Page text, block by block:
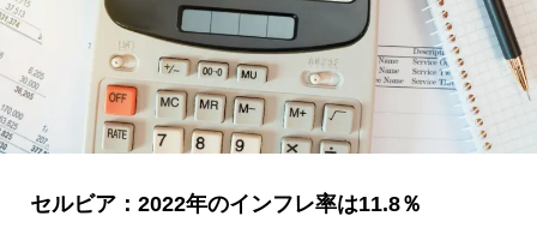
セルビア：2022年のインフレ率は11.8％